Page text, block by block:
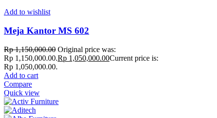
Add to wishlist
Meja Kantor MS 602
Rp1,150,000.00 Original price was:
Rp 1,150,000.00.Rp 1,050,000.00Current price is:
Rp 1,050,000.00.
Add to cart
Compare
Quick view